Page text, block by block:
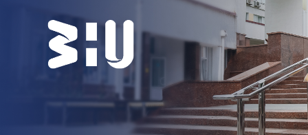
БІБЛІОТЕКА
НОВИНИ